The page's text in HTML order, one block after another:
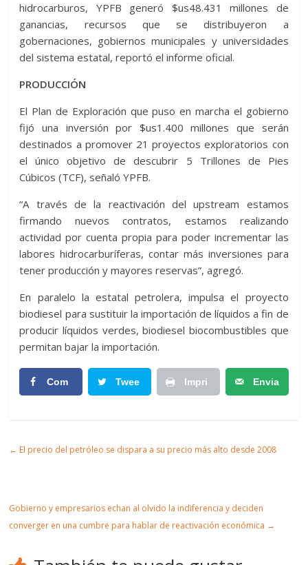
hidrocarburos, YPFB generó $us48.431 millones de
ganancias, recursos que se distribuyeron a
gobernaciones, gobiernos municipales y universidades
del sistema estatal, reportó el informe oficial.
PRODUCCIÓN
El Plan de Exploración que puso en marcha el gobierno
fijó una inversión por $us1.400 millones que serán
destinados a promover 21 proyectos exploratorios con
el único objetivo de descubrir 5 Trillones de Pies
Cúbicos (TCF), señaló YPFB.
“A través de la reactivación del upstream estamos
firmando nuevos contratos, estamos realizando
actividad por cuenta propia para poder incrementar las
labores hidrocarburíferas, contar más inversiones para
tener producción y mayores reservas”, agregó.
En paralelo la estatal petrolera, impulsa el proyecto
biodiesel para sustituir la importación de líquidos a fin de
producir líquidos verdes, biodiesel biocombustibles que
permitan bajar la importación.
Com Twee Impri Envia
ulo
← El precio del petróleo se dispara a su precio más alto desde 2008
Gobierno y empresarios echan al olvido la indiferencia y deciden
converger en una cumbre para hablar de reactivación económica →